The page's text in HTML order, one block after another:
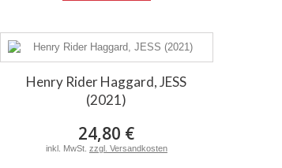
Henry Rider Haggard, JESS
(2021)
24,80 €
inkl. MwSt. zzgl. Versandkosten